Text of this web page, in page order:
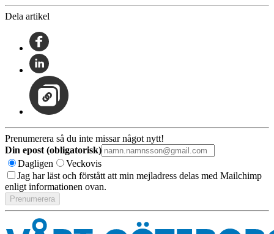
Dela artikel
Prenumerera så du inte missar något nytt!
Din epost (obligatorisk)
Dagligen
Veckovis
Jag har läst och förstått att min mejladress delas med Mailchimp
enligt informationen ovan.